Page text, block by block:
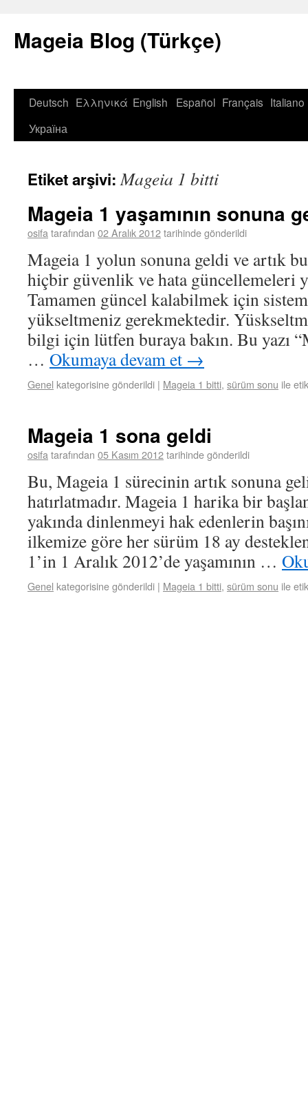
Mageia Blog (Türkçe)
Deutsch Ελληνικά English Español Français Italiano
Україна
Etiket arşivi:Mageia 1 bitti
Mageia 1 yaşamının sonuna
osifa tarafından 02 Aralık 2012tarihinde gönderildi
Mageia 1 yolun sonuna geldi ve artık
hiçbir güvenlik ve hata güncellemeleri
Tamamen güncel kalabilmek için
yükseltmeniz gerekmektedir.
bilgi için lütfen buraya bakın. Bu yazı
… Okumaya devam et →
Genel kategorisine gönderildi | Mageia 1 bitti, sürüm sonu ile
Mageia 1 sona geldi
osifa tarafından 05 Kasım 2012tarihinde gönderildi
Bu, Mageia 1 sürecinin artık sonuna
hatırlatmadır. Mageia 1 harika bir
yakında dinlenmeyi hak edenlerin
ilkemize göre her sürüm 18 ay
1’in 1 Aralık 2012’de yaşamının …
Genel kategorisine gönderildi | Mageia 1 bitti, sürüm sonu ile